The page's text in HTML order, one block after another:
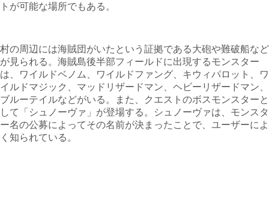
トが可能な場所でもある。
村の周辺には海賊団がいたという証拠である大砲や難破船など
が見られる。海賊島後半部フィールドに出現するモンスター
は、ワイルドベノム、ワイルドファング、キウィパロット、ワ
イルドマジック、マッドリザードマン、ヘビーリザードマン、
ブルーテイルなどがいる。また、クエストのボスモンスターと
して「シュノーヴァ」が登場する。シュノーヴァは、モンスタ
ー名の公募によってその名前が決まったことで、ユーザーによ
く知られている。